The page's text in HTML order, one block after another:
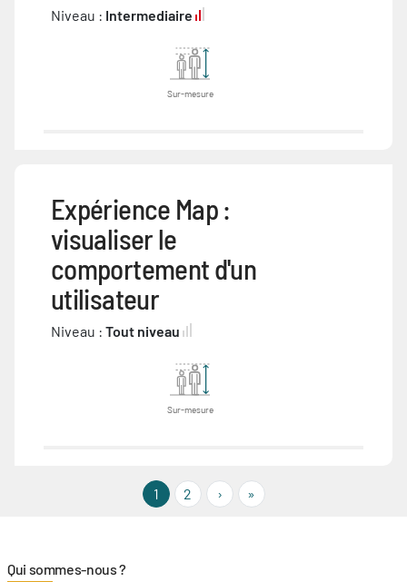
Niveau : Intermediaire
Sur-mesure
Expérience Map :
visualiser le
comportement d'un
utilisateur
Niveau : Tout niveau
Sur-mesure
1 2 ››› » Last »
Qui sommes-nous ?